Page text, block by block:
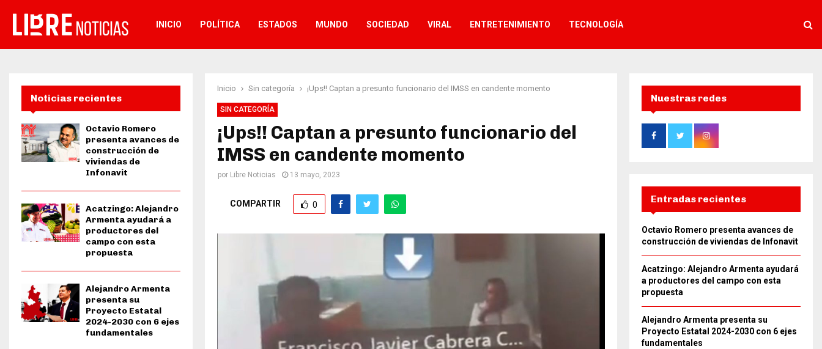
INICIO POLÍTICA ESTADOS MUNDO SOCIEDAD VIRAL ENTRETENIMIENTO TECNOLOGÍA
Inicio Sin categoría ¡Ups!! Captan a presunto funcionario del IMSS en candente momento
SIN CATEGORÍA
¡Ups!! Captan a presunto funcionario del
IMSS en candente momento
por Libre Noticias 13 mayo, 2023
COMPARTIR 0
Noticias recientes
Octavio Romero
presenta avances de
construcción de
viviendas de
Infonavit
Acatzingo: Alejandro
Armenta ayudará a
productores del
campo con esta
propuesta
Alejandro Armenta
presenta su
Proyecto Estatal
2024-2030 con 6 ejes
fundamentales
Nuestras redes
Entradas recientes
Octavio Romero presenta avances de
construcción de viviendas de Infonavit
Acatzingo: Alejandro Armenta ayudará
a productores del campo con esta
propuesta
Alejandro Armenta presenta su
Proyecto Estatal 2024-2030 con 6 ejes
fundamentales